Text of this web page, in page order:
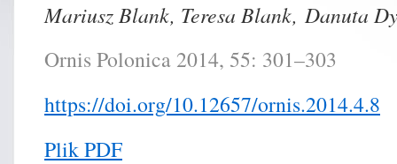
Mariusz Blank, Teresa Blank, Danuta
Ornis Polonica 2014, 55: 301–303
https://doi.org/10.12657/ornis.2014.4.8
Plik PDF